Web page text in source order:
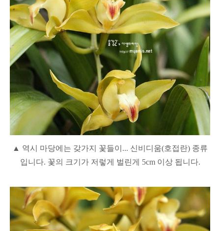
▲ 역시 마당에는 갖가지 꽃들이... 신비디움(호접란) 종류
입니다. 꽃의 크기가 저렇게 벌린게 5cm 이상 됩니다.